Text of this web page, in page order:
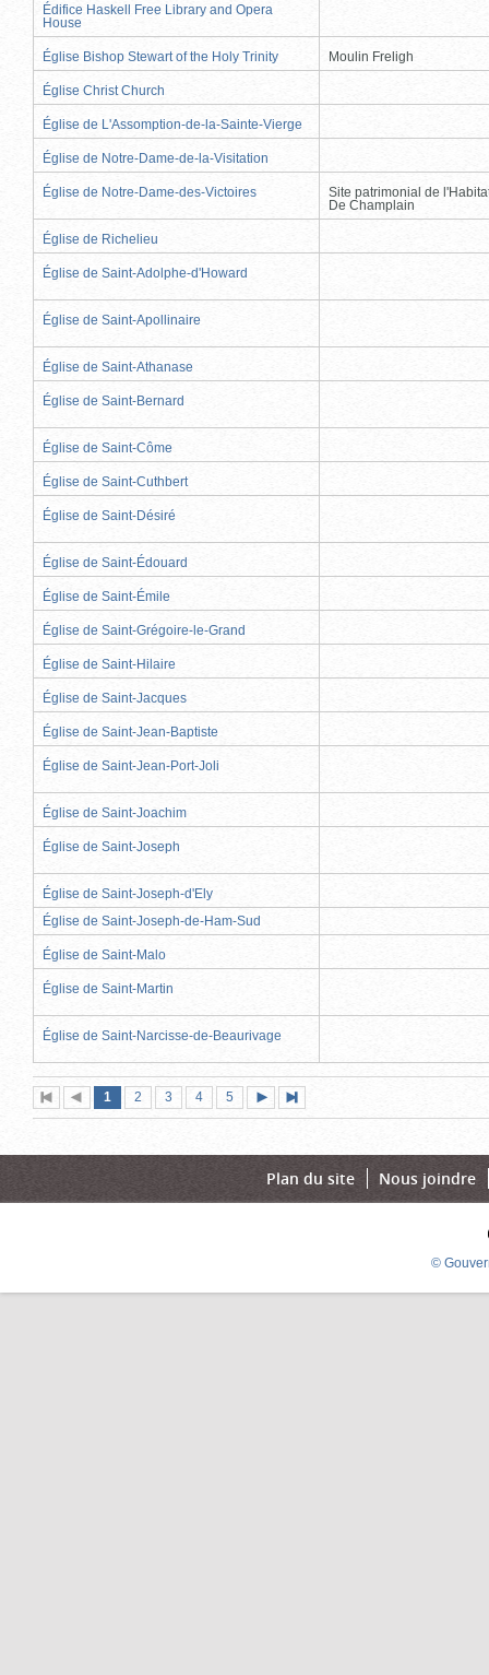
Édifice Haskell Free Library and Opera
House
Église Bishop Stewart of the Holy Trinity Moulin Freligh
Église Christ Church
Église de L'Assomption-de-la-Sainte-Vierge
Église de Notre-Dame-de-la-Visitation
Église de Notre-Dame-des-Victoires
Site patrimonial de
De Champlain
Église de Richelieu
Église de Saint-Adolphe-d'Howard
Église de Saint-Apollinaire
Église de Saint-Athanase
Église de Saint-Bernard
Église de Saint-Côme
Église de Saint-Cuthbert
Église de Saint-Désiré
Église de Saint-Édouard
Église de Saint-Émile
Église de Saint-Grégoire-le-Grand
Église de Saint-Hilaire
Église de Saint-Jacques
Église de Saint-Jean-Baptiste
Église de Saint-Jean-Port-Joli
Église de Saint-Joachim
Église de Saint-Joseph
Église de Saint-Joseph-d'Ely
Église de Saint-Joseph-de-Ham-Sud
Église de Saint-Malo
Église de Saint-Martin
Église de Saint-Narcisse-de-Beaurivage
Première
page
Page
précédente
Page
1 (page
actuelle)
Page
2 Page
3 Page
4 Page
5
suivante
page
Plan du site Nous joindre
©